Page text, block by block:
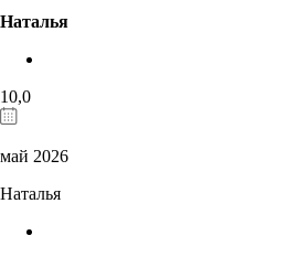
Наталья
10,0
май 2026
Наталья